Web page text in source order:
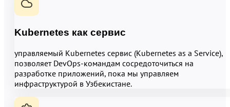
Kubernetes как сервис
управляемый Kubernetes сервис (Kubernetes as a Service),
позволяет DevOps-командам сосредоточиться на
разработке приложений, пока мы управляем
инфраструктурой в Узбекистане.